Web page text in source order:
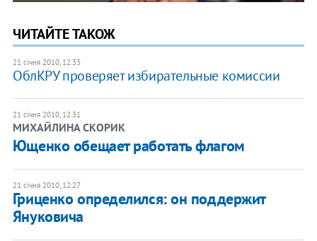
ЧИТАЙТЕ ТАКОЖ
21 січня 2010, 12:33
ОблКРУ проверяет избирательные комиссии
21 січня 2010, 12:31
МИХАЙЛИНА СКОРИК
Ющенко обещает работать флагом
21 січня 2010, 12:27
Гриценко определился: он поддержит
Януковича